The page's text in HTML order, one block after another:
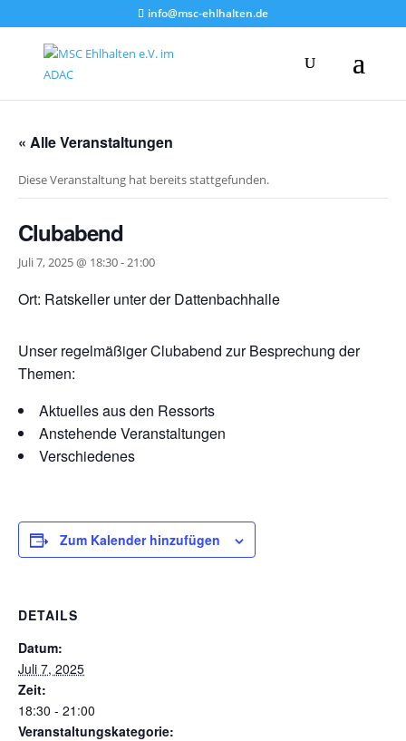
info@msc-ehlhalten.de
« Alle Veranstaltungen
Diese Veranstaltung hat bereits stattgefunden.
Clubabend
Juli 7, 2025 @ 18:30-21:00
Ort: Ratskeller unter der Dattenbachhalle
Unser regelmäßiger Clubabend zur Besprechung der
Themen:
Aktuelles aus den Ressorts
Anstehende Veranstaltungen
Verschiedenes
Zum Kalender hinzufügen
DETAILS
Datum:
Juli 7, 2025
Zeit:
18:30 - 21:00
Veranstaltungskategorie: